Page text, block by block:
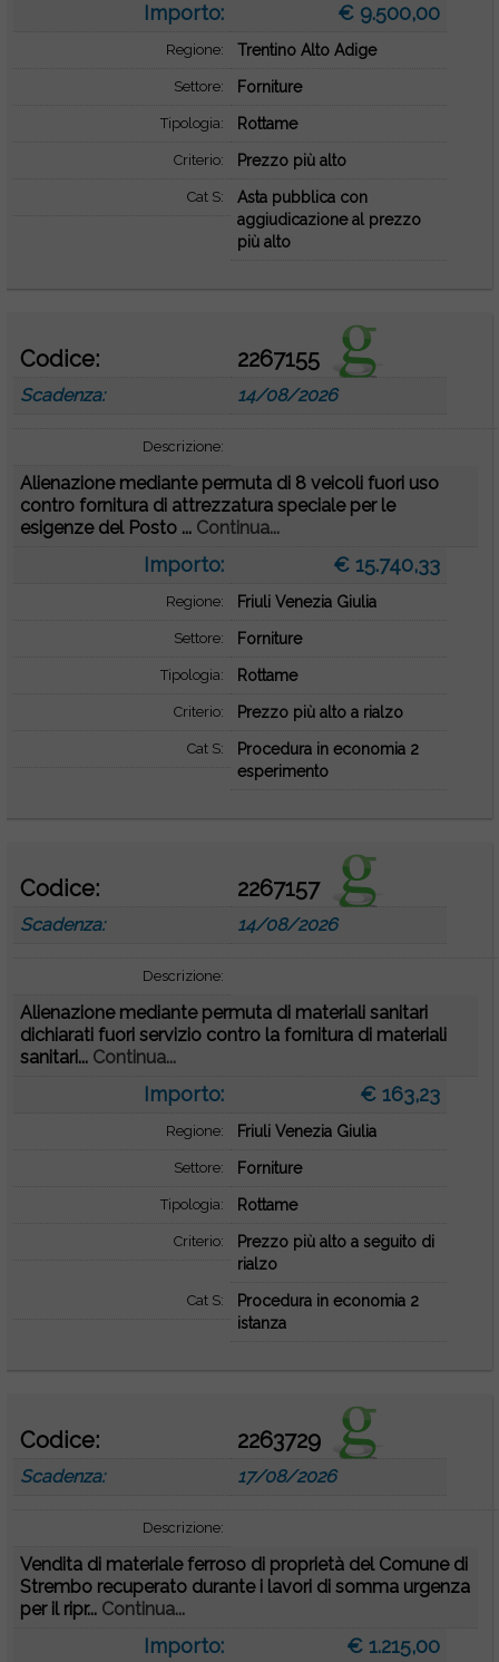
Importo: € 9.500,00
Regione: Trentino Alto Adige
Settore: Forniture
Tipologia: Rottame
Criterio: Prezzo più alto
Cat S:
Asta pubblica con
aggiudicazione al prezzo
più alto
Codice: 2267155
Scadenza: 14/08/2026
Descrizione:
Alienazione mediante permuta di 8 veicoli fuori uso
contro fornitura di attrezzatura speciale per le
esigenze del Posto ... Continua...
Importo: € 15.740,33
Regione: Friuli Venezia Giulia
Settore: Forniture
Tipologia: Rottame
Criterio: Prezzo più alto a rialzo
Cat S:
Procedura in economia 2
esperimento
Codice: 2267157
Scadenza: 14/08/2026
Descrizione:
Alienazione mediante permuta di materiali sanitari
dichiarati fuori servizio contro la fornitura di materiali
sanitari... Continua...
Importo: € 163,23
Regione: Friuli Venezia Giulia
Settore: Forniture
Tipologia: Rottame
Criterio:
Prezzo più alto a seguito di
rialzo
Cat S:
Procedura in economia 2
istanza
Codice: 2263729
Scadenza: 17/08/2026
Descrizione:
Vendita di materiale ferroso di proprietà del Comune di
Strembo recuperato durante i lavori di somma urgenza
per il ripr... Continua...
Importo: € 1.215,00